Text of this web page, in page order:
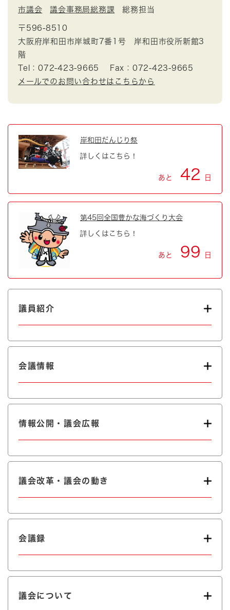
市議会 議会事務局総務課 総務担当
〒596-8510
大阪府岸和田市岸城町7番1号 岸和田市役所新館3
階
Tel：072-423-9665
Fax：072-423-9665
メールでのお問い合わせはこちらから
岸和田だんじり祭
詳しくはこちら！
あと 42 日
第45回全国豊かな海づくり大会
詳しくはこちら！
あと 99 日
議員紹介
会議情報
情報公開・議会広報
議会改革・議会の動き
会議録
議会について